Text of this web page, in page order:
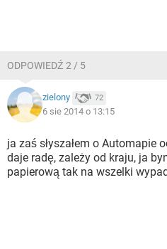
ODPOWIEDŹ 2 / 5
zielony 72
6 sie 2014 o 13:15
ja zaś słyszałem o Automapie
daje radę, zależy od kraju, ja
papierową tak na wszelki